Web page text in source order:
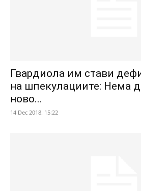
Гвардиола им стави
на шпекулациите: Нема
ново...
14 Dec 2018. 15:22